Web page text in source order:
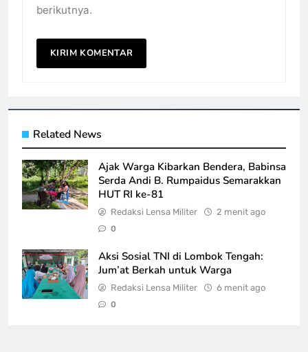
berikutnya.
Related News
Ajak Warga Kibarkan Bendera, Babinsa
Serda Andi B. Rumpaidus Semarakkan
HUT RI ke-81
Redaksi Lensa Militer 2 menit ago
0
Aksi Sosial TNI di Lombok Tengah:
Jum’at Berkah untuk Warga
Redaksi Lensa Militer 6 menit ago
0